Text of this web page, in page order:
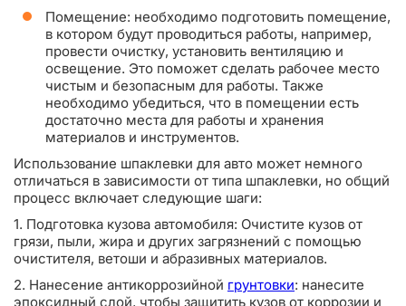
Помещение: необходимо подготовить помещение,
в котором будут проводиться работы, например,
провести очистку, установить вентиляцию и
освещение. Это поможет сделать рабочее место
чистым и безопасным для работы. Также
необходимо убедиться, что в помещении есть
достаточно места для работы и хранения
материалов и инструментов.
Использование шпаклевки для авто может немного
отличаться в зависимости от типа шпаклевки, но общий
процесс включает следующие шаги:
1. Подготовка кузова автомобиля: Очистите кузов от
грязи, пыли, жира и других загрязнений с помощью
очистителя, ветоши и абразивных материалов.
2. Нанесение антикоррозийной грунтовки: нанесите
эпоксидный слой, чтобы защитить кузов от коррозии и